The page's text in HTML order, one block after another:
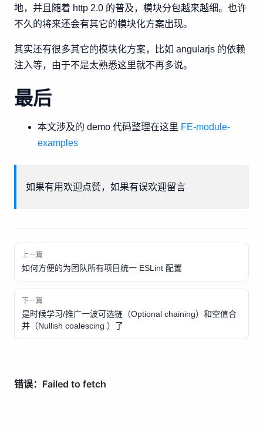
地，并且随着 http 2.0 的普及，模块分包越来越细。也许
不久的将来还会有其它的模块化方案出现。
其实还有很多其它的模块化方案，比如 angularjs 的依赖
注入等，由于不是太熟悉这里就不再多说。
最后
本文涉及的 demo 代码整理在这里 FE-module-
examples
如果有用欢迎点赞，如果有误欢迎留言
上一篇
如何方便的为团队所有项目统一 ESLint 配置
下一篇
是时候学习/推广一波可选链（Optional chaining）和空值合
并（Nullish coalescing ）了